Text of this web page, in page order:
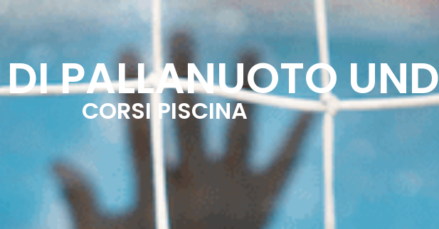
PALESTRA GOLF ALTRE ATTIVITÀ CALENDARIO CORSI
PALLANUOTO
CORSI PISCINA